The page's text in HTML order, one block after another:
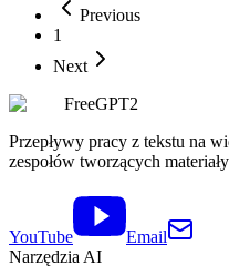
Previous
1
Next
FreeGPT2
Przepływy pracy z tekstu na
zespołów tworzących
YouTube
Email
Narzędzia AI